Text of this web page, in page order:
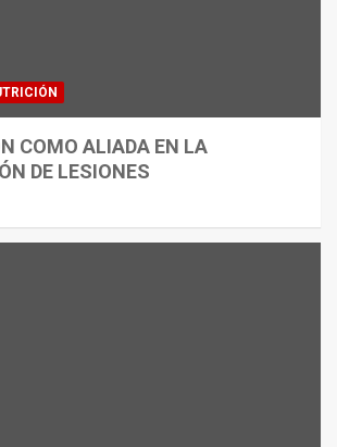
COMO ALIADA EN LA
DE LESIONES